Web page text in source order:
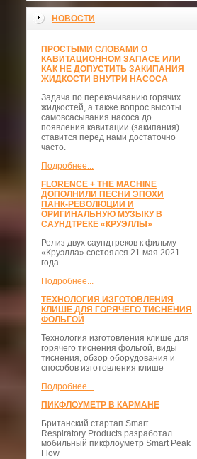
НОВОСТИ
ПРОСТЫМИ СЛОВАМИ О
КАВИТАЦИОННОМ ЗАПАСЕ ИЛИ
КАК НЕ ДОПУСТИТЬ ЗАКИПАНИЯ
ЖИДКОСТИ ВНУТРИ НАСОСА
Задача по перекачиванию горячих
жидкостей, а также вопрос высоты
самовсасывания насоса до
появления кавитации (закипания)
ставится перед нами достаточно
часто.
Подробнее...
FLORENCE + THE MACHINE
ДОПОЛНИЛИ ПЕСНИ ЭПОХИ
ПАНК-РЕВОЛЮЦИИ И
ОРИГИНАЛЬНУЮ МУЗЫКУ В
САУНДТРЕКЕ «КРУЭЛЛЫ»
Релиз двух саундтреков к фильму
«Круэлла» состоялся 21 мая 2021
года.
Подробнее...
ТЕХНОЛОГИЯ ИЗГОТОВЛЕНИЯ
КЛИШЕ ДЛЯ ГОРЯЧЕГО ТИСНЕНИЯ
ФОЛЬГОЙ
Технология изготовления клише для
горячего тиснения фольгой, виды
тиснения, обзор оборудования и
способов изготовления клише
Подробнее...
ПИКФЛОУМЕТР В КАРМАНЕ
Британский стартап Smart
Respiratory Products разработал
мобильный пикфлоуметр Smart Peak
Flow